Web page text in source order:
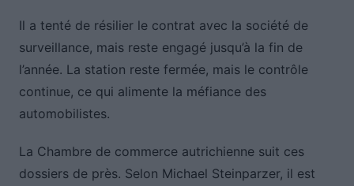
Il a tenté de résilier le contrat avec la société de
surveillance, mais reste engagé jusqu’à la fin de
l’année. La station reste fermée, mais le contrôle
continue, ce qui alimente la méfiance des
automobilistes.
La Chambre de commerce autrichienne suit ces
dossiers de près. Selon Michael Steinparzer, il est